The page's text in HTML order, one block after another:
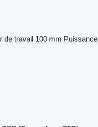
de travail 100 mm Puissance